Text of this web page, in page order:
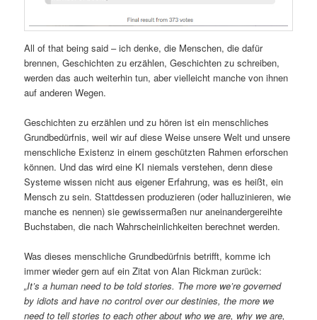
All of that being said – ich denke, die Menschen, die dafür
brennen, Geschichten zu erzählen, Geschichten zu schreiben,
werden das auch weiterhin tun, aber vielleicht manche von ihnen
auf anderen Wegen.
Geschichten zu erzählen und zu hören ist ein menschliches
Grundbedürfnis, weil wir auf diese Weise unsere Welt und unsere
menschliche Existenz in einem geschützten Rahmen erforschen
können. Und das wird eine KI niemals verstehen, denn diese
Systeme wissen nicht aus eigener Erfahrung, was es heißt, ein
Mensch zu sein. Stattdessen produzieren (oder halluzinieren, wie
manche es nennen) sie gewissermaßen nur aneinandergereihte
Buchstaben, die nach Wahrscheinlichkeiten berechnet werden.
Was dieses menschliche Grundbedürfnis betrifft, komme ich
immer wieder gern auf ein Zitat von Alan Rickman zurück:
„It’s a human need to be told stories. The more we’re governed
by idiots and have no control over our destinies, the more we
need to tell stories to each other about who we are, why we are,